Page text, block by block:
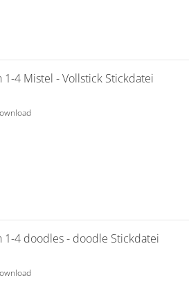
1-4 Mistel - Vollstick Stickdatei
1-4 doodles - doodle Stickdatei